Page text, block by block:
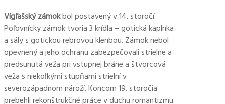
Vígľašský zámokbol postavený v 14. storočí.
Poľovnícky zámok tvoria 3 krídla – gotická kaplnka
a sály s gotickou rebrovou klenbou. Zámok nebol
opevnený a jeho ochranu zabezpečovali strielne a
predsunutá veža pri vstupnej bráne a štvorcová
veža s niekoľkými stupňami strielní v
severozápadnom nároží. Koncom 19. storočia
prebehli rekonštrukčné práce v duchu romantizmu.